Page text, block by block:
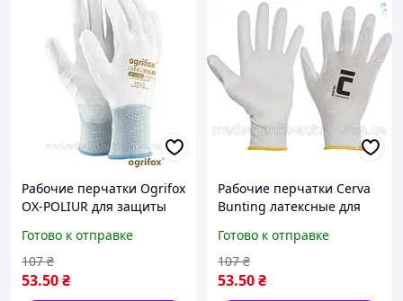
Рабочие перчатки Ogrifox
OX-POLIUR для защиты
размер 8 для
строительства и ремонта
Готово к отправке
53.50₴
107 ₴
Рабочие перчатки Cerva
Bunting латексные для
строительстве и ремонте
Готово к отправке
53.50₴
107 ₴